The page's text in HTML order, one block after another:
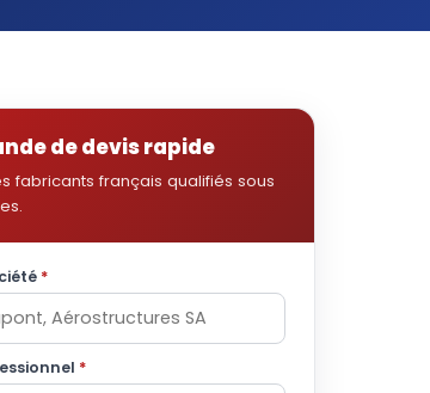
de devis rapide
fabricants français qualifiés sous
*
*